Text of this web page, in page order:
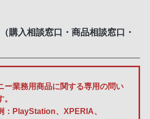
購入相談窓口・商品相談窓口・
ー業務用商品に関する専用の問い
：PlayStation、XPERIA、